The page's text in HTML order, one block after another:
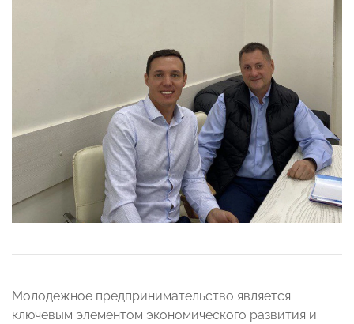
Молодежное предпринимательство является
ключевым элементом экономического развития и